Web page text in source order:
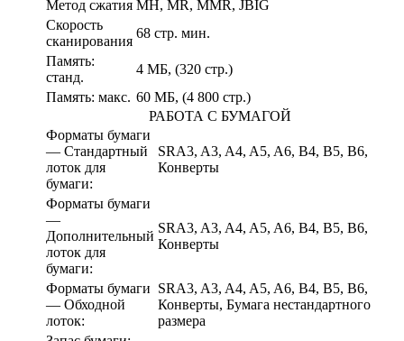
Метод сжатия MH, MR, MMR, JBIG
Скорость
сканирования
68 стр. мин.
Память:
станд.
4 МБ, (320 стр.)
Память: макс. 60 МБ, (4 800 стр.)
РАБОТА С БУМАГОЙ
Форматы бумаги
— Стандартный
лоток для
бумаги:
SRA3, A3, A4, A5, A6, B4, B5, B6,
Конверты
Форматы бумаги
—
Дополнительный
лоток для
бумаги:
SRA3, A3, A4, A5, A6, B4, B5, B6,
Конверты
Форматы бумаги
— Обходной
лоток:
SRA3, A3, A4, A5, A6, B4, B5, B6,
Конверты, Бумага нестандартного
размера